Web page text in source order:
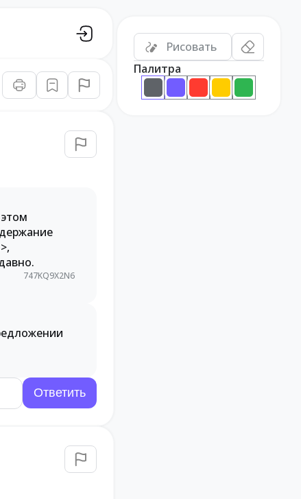
747KQ9X2N6
Рисовать
Палитра